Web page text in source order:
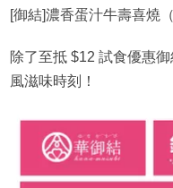
[御結]濃香蛋汁牛壽喜燒
除了至抵 $12 試食優惠
風滋味時刻！